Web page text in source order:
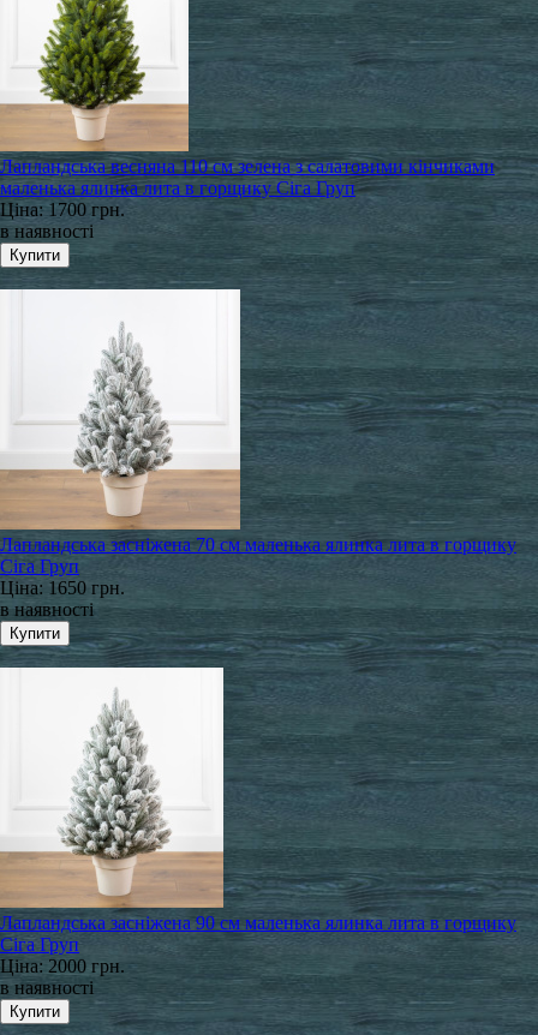
Лапландська весняна 110 см зелена з салатовими кінчиками
маленька ялинка лита в горщику Сіга Груп
Ціна: 1700 грн.
в наявності
Лапландська засніжена 70 см маленька ялинка лита в горщику
Сіга Груп
Ціна: 1650 грн.
в наявності
Лапландська засніжена 90 см маленька ялинка лита в горщику
Сіга Груп
Ціна: 2000 грн.
в наявності